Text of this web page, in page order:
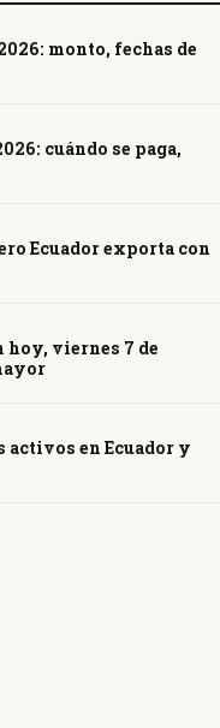
monto, fechas de
cuándo se paga,
Ecuador exporta con
hoy, viernes 7 de
activos en Ecuador y